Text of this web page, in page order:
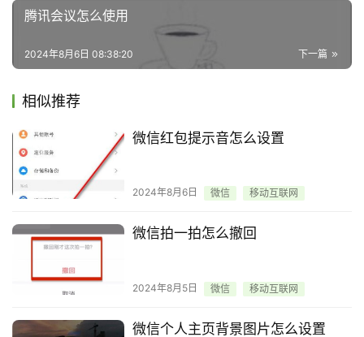
腾讯会议怎么使用
下一篇
2024年8月6日 08:38:20
相似推荐
微信红包提示音怎么设置
2024年8月6日 微信 移动互联网
微信拍一拍怎么撤回
2024年8月5日 微信 移动互联网
微信个人主页背景图片怎么设置